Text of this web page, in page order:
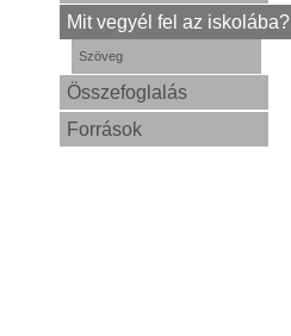
Mit vegyél fel az iskolába?
Szöveg
Összefoglalás
Források